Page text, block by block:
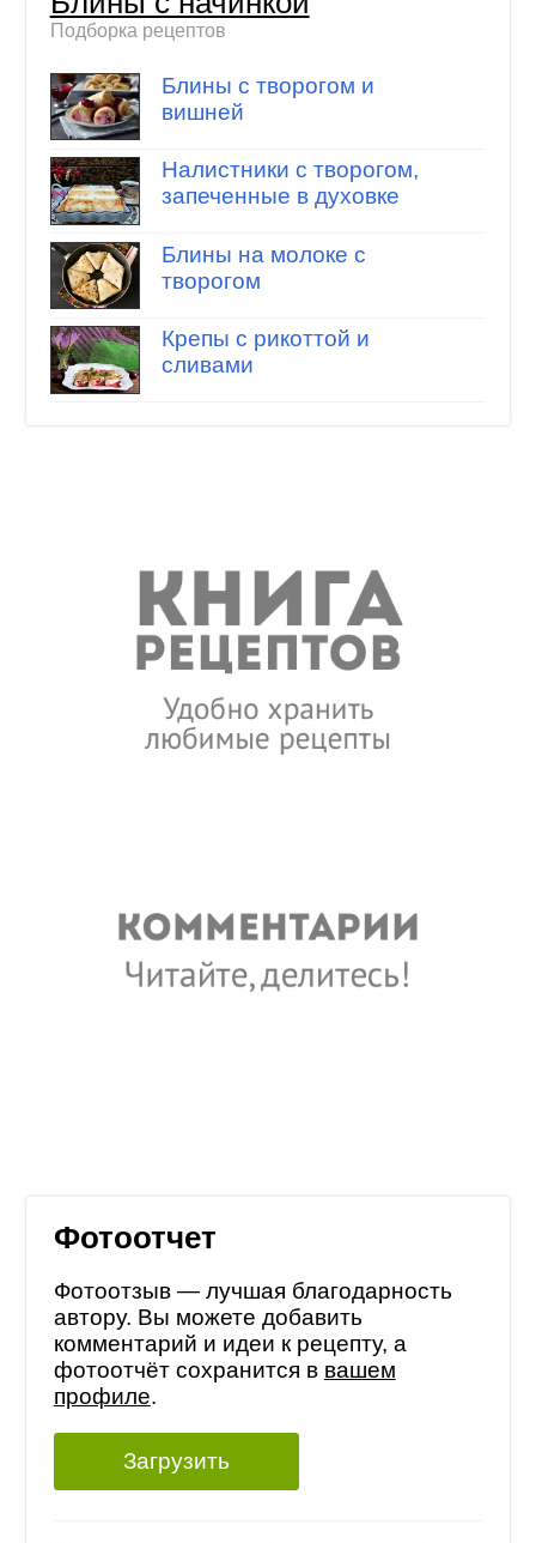
Подборка рецептов
Блины с творогом и
вишней
Налистники с творогом,
запеченные в духовке
Блины на молоке с
творогом
Крепы с рикоттой и
сливами
Фотоотчет
Фотоотзыв — лучшая благодарность
автору. Вы можете добавить
комментарий и идеи к рецепту, а
фотоотчёт сохранится в вашем
профиле.
Загрузить